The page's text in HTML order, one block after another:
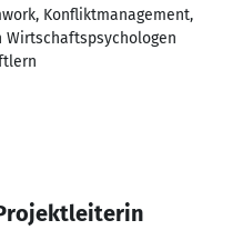
Konfliktmanagement,